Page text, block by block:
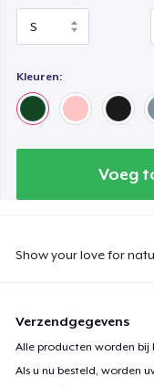
Kleuren:
Voeg
Show your love for
Verzendgegevens
Alle producten worden bij
Als u nu besteld, worden